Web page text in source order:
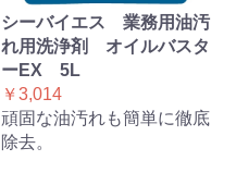
シーバイエス 業務用油汚
れ用洗浄剤 オイルバスタ
ーEX 5L
￥3,014
頑固な油汚れも簡単に徹底
除去。